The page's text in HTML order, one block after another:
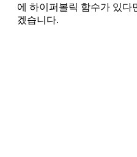
에 하이퍼볼릭 함수가 있다
겠습니다.